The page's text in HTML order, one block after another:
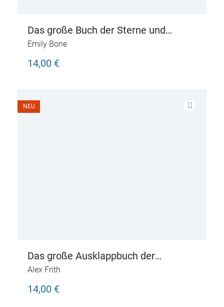
Das große Buch der Sterne und
Planeten
Emily Bone
14,00 €
NEU
Das große Ausklappbuch der
Dinosaurier
Alex Frith
14,00 €